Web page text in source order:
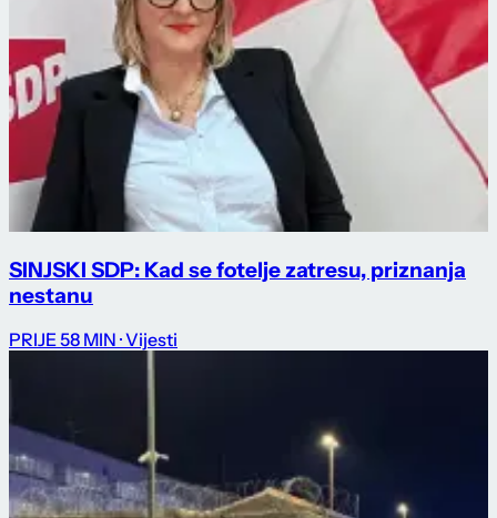
SINJSKI SDP: Kad se fotelje zatresu, priznanja
nestanu
PRIJE 58 MIN · Vijesti